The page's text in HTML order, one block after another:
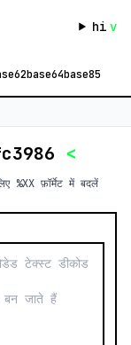
hi v
base64base85
<
%XX फ़ॉर्मेट में बदलें